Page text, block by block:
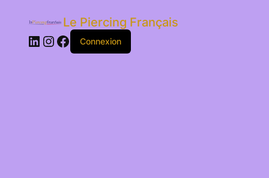
Le Piercing Français
LinkedIn
Instagram
Facebook
Connexion